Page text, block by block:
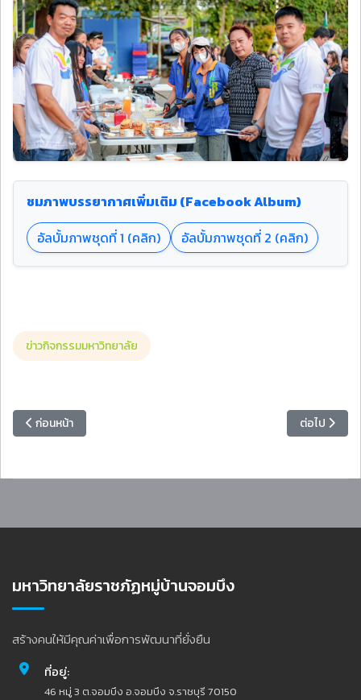
ชมภาพบรรยากาศเพิ่มเติม (Facebook Album)
อัลบั้มภาพชุดที่ 1 (คลิก)
อัลบั้มภาพชุดที่ 2 (คลิก)
ข่าวกิจกรรมมหาวิทยาลัย
เนื้อหาก่อนหน้า: มหาวิทยาลัยราชภัฏหมู่บ้านจอมบึงร่วมขับเคลื่อนงาน “มหั
ก่อนหน้า เนื้อหาถัดไป
ต่อไป
มหาวิทยาลัยราชภัฏหมู่บ้านจอมบึง
สร้างคนให้มีคุณค่าเพื่อการพัฒนาที่ยั่งยืน
ที่อยู่:
46 หมู่ 3 ต.จอมบึง อ.จอมบึง จ.ราชบุรี 70150